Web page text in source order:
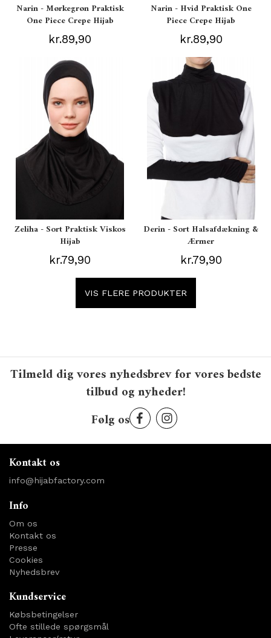
Narin - Mørkegrøn Praktisk
One Piece Crepe Hijab
kr.89,90
Narin - Hvid Praktisk One
Piece Crepe Hijab
kr.89,90
Zeliha - Sort Praktisk Viskos
Hijab
kr.79,90
Derin - Sort Halsafdækning &
Ærmer
kr.79,90
VIS FLERE PRODUKTER
Tilmeld dig vores nyhedsbrev for vores bedste
tilbud og nyheder!
Følg os
Kontakt os
info@hijabfactory.com
Info
Om os
Kontakt os
Presse
Cookies
Nyhedsbrev
Kundservice
Købsbetingelser
Ofte stillede spørgsmål